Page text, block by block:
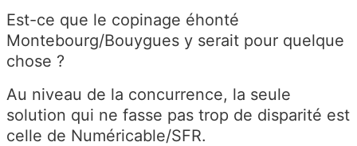
Est-ce que le copinage éhonté
Montebourg/Bouygues y serait pour quelque
chose ?
Au niveau de la concurrence, la seule
solution qui ne fasse pas trop de disparité est
celle de Numéricable/SFR.